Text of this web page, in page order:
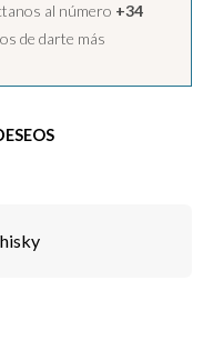
al número +34
de darte más